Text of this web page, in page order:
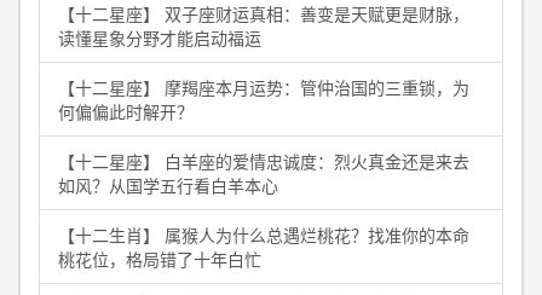
【十二星座】 双子座财运真相：善变是天赋更是财脉，
读懂星象分野才能启动福运
【十二星座】 摩羯座本月运势：管仲治国的三重锁，为
何偏偏此时解开？
【十二星座】 白羊座的爱情忠诚度：烈火真金还是来去
如风？从国学五行看白羊本心
【十二生肖】 属猴人为什么总遇烂桃花？找准你的本命
桃花位，格局错了十年白忙